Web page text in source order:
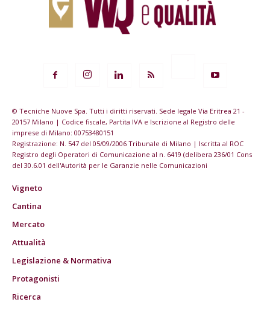
© Tecniche Nuove Spa. Tutti i diritti riservati. Sede legale Via Eritrea 21 -
20157 Milano | Codice fiscale, Partita IVA e Iscrizione al Registro delle
imprese di Milano: 00753480151
Registrazione: N. 547 del 05/09/2006 Tribunale di Milano | Iscritta al ROC
Registro degli Operatori di Comunicazione al n. 6419 (delibera 236/01 Cons
del 30.6.01 dell'Autorità per le Garanzie nelle Comunicazioni
Vigneto
Cantina
Mercato
Attualità
Legislazione & Normativa
Protagonisti
Ricerca